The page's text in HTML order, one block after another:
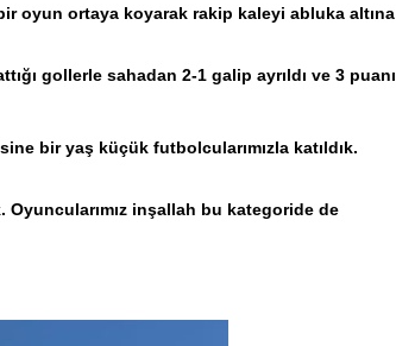
oyun ortaya koyarak rakip kaleyi abluka altına
gollerle sahadan 2-1 galip ayrıldı ve 3 puanı
bir yaş küçük futbolcularımızla katıldık.
inşallah bu kategoride de